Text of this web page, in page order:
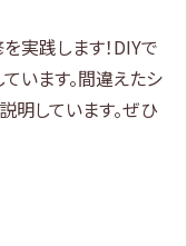
実践します！DIYで
います。間違えたシ
明しています。ぜひ